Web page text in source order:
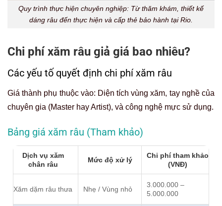
Quy trình thực hiện chuyên nghiệp: Từ thăm khám, thiết kế
dáng râu đến thực hiện và cấp thẻ bảo hành tại Rio.
Chi phí xăm râu giả giá bao nhiêu?
Các yếu tố quyết định chi phí xăm râu
Giá thành phụ thuộc vào: Diện tích vùng xăm, tay nghề của
chuyên gia (Master hay Artist), và công nghệ mực sử dụng.
Bảng giá xăm râu (Tham khảo)
Dịch vụ xăm
chân râu
Mức độ xử lý
Chi phí tham khảo
(VNĐ)
Xăm dặm râu thưa Nhẹ / Vùng nhỏ
3.000.000 –
5.000.000